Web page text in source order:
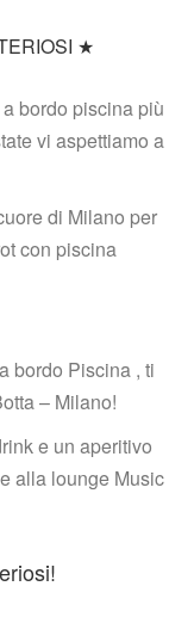
★
bordo piscina più
vi aspettiamo a
di Milano per
con piscina
bordo Piscina , ti
– Milano!
e un aperitivo
alla lounge Music